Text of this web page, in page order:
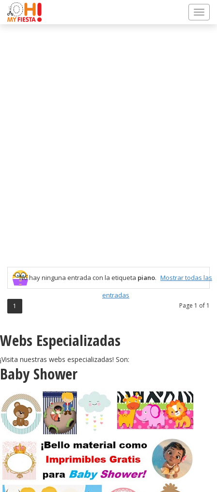
No hay ninguna entrada con la etiqueta piano. Mostrar todas las
entradas
Page 1 of 1
1
Webs Especializadas
¡Visita nuestras webs especializadas! Son:
Baby Shower